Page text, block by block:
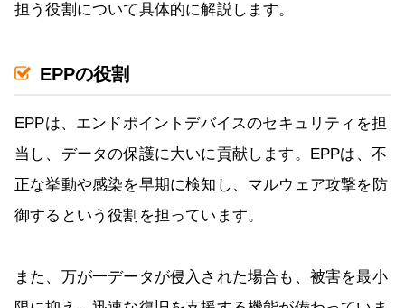
担う役割について具体的に解説します。
EPPの役割
EPPは、エンドポイントデバイスのセキュリティを担
当し、データの保護に大いに貢献します。EPPは、不
正な挙動や感染を早期に検知し、マルウェア攻撃を防
御するという役割を担っています。
また、万が一データが侵入された場合も、被害を最小